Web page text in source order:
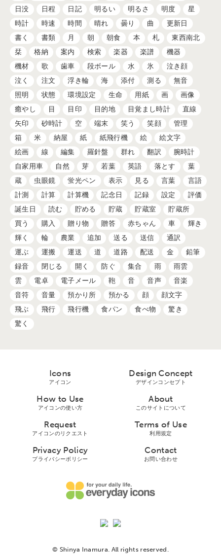
日没
日程 日記 明るい 明るさ 明度
星
時計
時速 時間 晴れ 曇り 曲
更新日
書く
書類 月 朝 朝食 本 札
東西南北
栞
格納 案内 検索 楽器 楽譜
機器
機材
歌 歯車 段ボール 水 氷
泣き顔
泣く
注文 浮き輪 海 添付 測る
無音
照明
状態 環境設定 生命 用紙 画
画像
癒やし
目 目印 目的地 目覚まし時計
直線
矢印
砂時計 空 端末 笑う 笑顔
管理
箱
米 納屋 紙 紙飛行機 絵
絵文字
絵画
線 編集 羅針盤 群れ 翻訳
腕時計
自家用車
自然 芽 若葉 英語 落とす
葉
蔵
虫眼鏡 蛍光ペン 表示 見る 言葉
言語
計測
計算 計算機 記念日 記録 設定
評価
誕生日
読む 貯める 貯蔵 貯蔵室
貯蔵所
買う
購入 贈り物 贈答 赤ちゃん 車
輝き
輝く
輪 農業 追加 送る 送信
通訳
運ぶ
運搬 運送 道 道路 配送 金
鉛筆
録音
閉じる 開く 防ぐ 集合 雨
雨雲
雲
電卓 電子メール 鞄 音 音声
音楽
音符
音量 預かり所 預かる 顔
顔文字
飛ぶ
飛行 飛行機 食パン 食べ物
驚き
驚く
Icons
アイコン
Design Concept
デザインコンセプト
How to Use
アイコンの使い方
About
このサイトについて
Request
アイコンのリクエスト
Terms of Use
利用規定
Privacy Policy
プライバシーボリシー
Contact
お問い合わせ
© Shinya Inamura. All rights reserved.